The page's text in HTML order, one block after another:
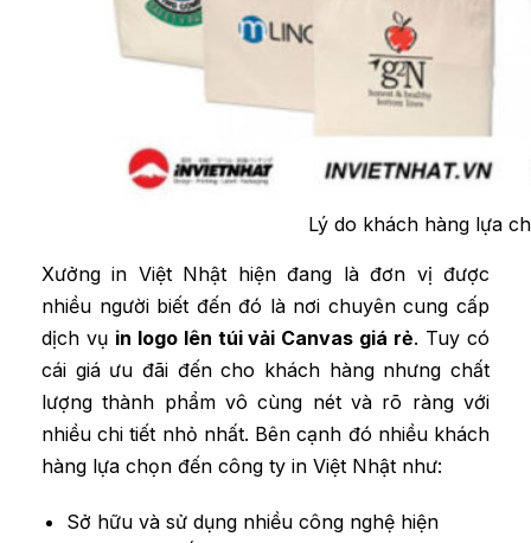
Lý do khách hàng lựa
Xưởng in Việt Nhật hiện đang là đơn vị được
nhiều người biết đến đó là nơi chuyên cung cấp
dịch vụ in logo lên túi vải Canvas giá rẻ. Tuy có
cái giá ưu đãi đến cho khách hàng nhưng chất
lượng thành phẩm vô cùng nét và rõ ràng với
nhiều chi tiết nhỏ nhất. Bên cạnh đó nhiều khách
hàng lựa chọn đến công ty in Việt Nhật như:
Sở hữu và sử dụng nhiều công nghệ hiện